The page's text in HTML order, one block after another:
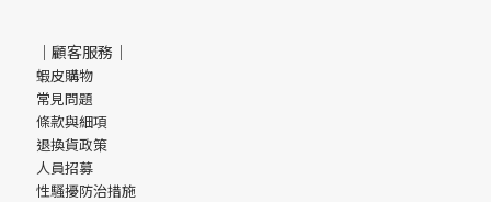
｜顧客服務｜
蝦皮購物
常見問題
條款與細項
退換貨政策
人員招募
性騷擾防治措施